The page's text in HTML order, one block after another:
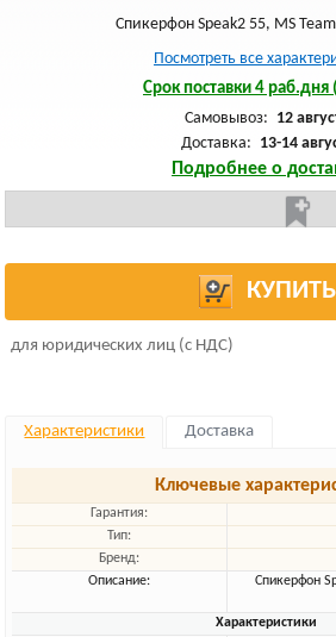
Спикерфон Speak2 55, MS
Посмотреть все
Срок поставки 4 раб.дня
Самовывоз: 12
Доставка: 13-14
Подробнее о
КУПИТЬ
для юридических лиц (с НДС)
Характеристики Доставка
Ключевые
Гарантия:
Тип:
Бренд:
Описание:
Спикерфон
Характеристики